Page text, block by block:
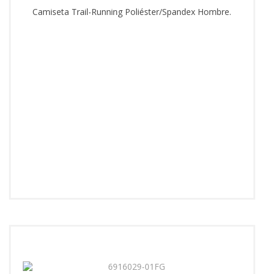
Camiseta Trail-Running Poliéster/Spandex Hombre.